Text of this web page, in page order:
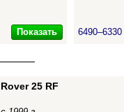
Показать 6490–6330
Rover 25 RF